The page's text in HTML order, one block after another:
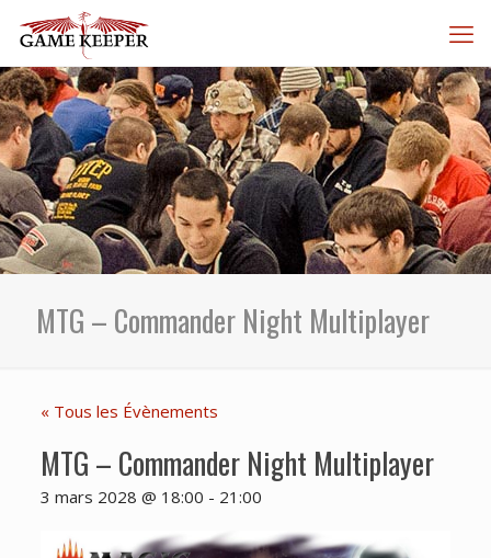
MTG – Commander Night Multiplayer
« Tous les Évènements
MTG – Commander Night Multiplayer
3 mars 2028 @ 18:00 - 21:00